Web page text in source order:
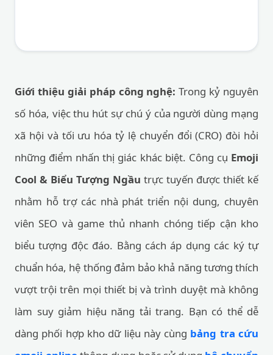
Giới thiệu giải pháp công nghệ: Trong kỷ nguyên
số hóa, việc thu hút sự chú ý của người dùng mạng
xã hội và tối ưu hóa tỷ lệ chuyển đổi (CRO) đòi hỏi
những điểm nhấn thị giác khác biệt. Công cụ Emoji
Cool & Biểu Tượng Ngầu trực tuyến được thiết kế
nhằm hỗ trợ các nhà phát triển nội dung, chuyên
viên SEO và game thủ nhanh chóng tiếp cận kho
biểu tượng độc đáo. Bằng cách áp dụng các ký tự
chuẩn hóa, hệ thống đảm bảo khả năng tương thích
vượt trội trên mọi thiết bị và trình duyệt mà không
làm suy giảm hiệu năng tải trang. Bạn có thể dễ
dàng phối hợp kho dữ liệu này cùng bảng tra cứu